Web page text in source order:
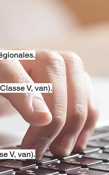
V, van).
V, van).